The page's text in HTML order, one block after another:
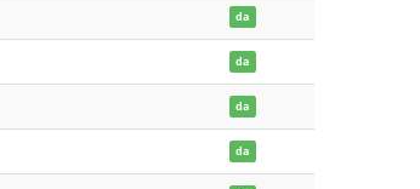
da
da
da
da